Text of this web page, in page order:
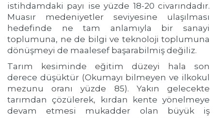
istihdamdaki payı ise yüzde 18-20 civarındadır.
Muasır medeniyetler seviyesine ulaşılması
hedefinde ne tam anlamıyla bir sanayi
toplumuna, ne de bilgi ve teknoloji toplumuna
dönüşmeyi de maalesef başarabilmiş değiliz.
Tarım kesiminde eğitim düzeyi hala son
derece düşüktür (Okumayı bilmeyen ve ilkokul
mezunu oranı yüzde 85). Yakın gelecekte
tarımdan çözülerek, kırdan kente yönelmeye
devam etmesi mukadder olan büyük iş